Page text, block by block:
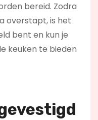
bereid. Zodra
overstapt, is het
bent en kun je
keuken te bieden